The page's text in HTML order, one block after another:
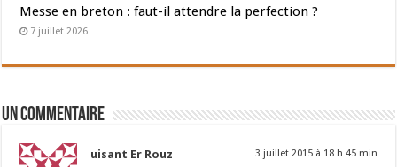
Messe en breton : faut-il attendre la perfection ?
7 juillet 2026
Un commentaire
uisant Er Rouz 3 juillet 2015 à 18 h 45 min